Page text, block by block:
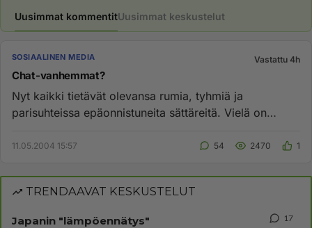
Uusimmat kommentitUusimmat keskustelut
SOSIAALINEN MEDIA Vastattu 4h
Chat-vanhemmat?
Nyt kaikki tietävät olevansa rumia, tyhmiä ja
parisuhteissa epäonnistuneita sättäreitä. Vielä on
11.05.2004 15:57 54 2470 1
TRENDAAVAT KESKUSTELUT
Japanin "lämpöennätys"
17